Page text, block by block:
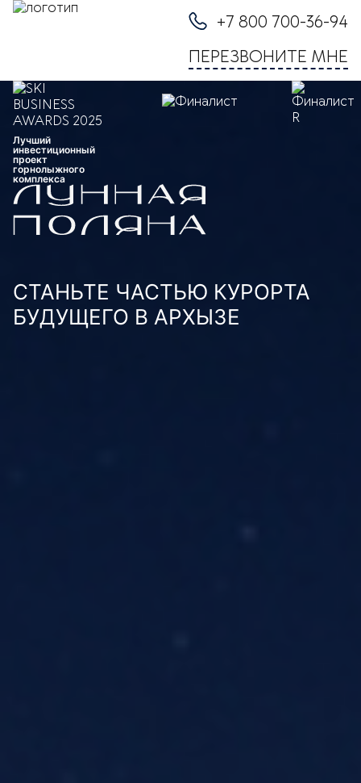
Курортный комплекс «Лунная поляна» в Архызе
+7 800 700-36-94
ПЕРЕЗВОНИТЕ МНЕ
Лучший
инвестиционный
проект
горнолыжного
комплекса
СТАНЬТЕ ЧАСТЬЮ КУРОРТА
БУДУЩЕГО В АРХЫЗЕ